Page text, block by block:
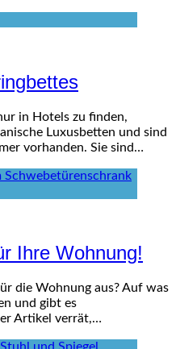
in Hotels zu finden,
Luxusbetten und sind
vorhanden. Sie sind…
Ihre Wohnung!
die Wohnung aus? Auf was
und gibt es
Artikel verrät,…